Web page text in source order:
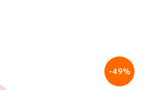
para peinar Puedes
las puntas de tu
Se
puede
-49%